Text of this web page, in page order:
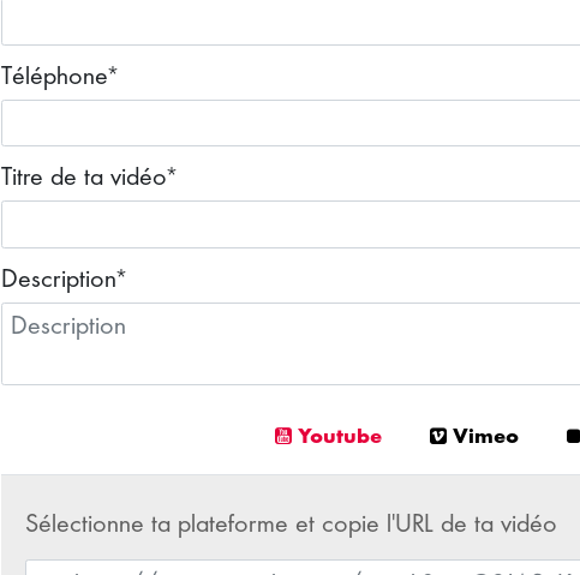
Téléphone*
Titre de ta vidéo*
Description*
Youtube Vimeo
Sélectionne ta plateforme et copie l'URL de ta vidéo